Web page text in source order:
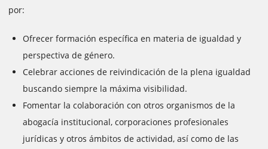
por:
Ofrecer formación específica en materia de igualdad y
perspectiva de género.
Celebrar acciones de reivindicación de la plena igualdad
buscando siempre la máxima visibilidad.
Fomentar la colaboración con otros organismos de la
abogacía institucional, corporaciones profesionales
jurídicas y otros ámbitos de actividad, así como de las